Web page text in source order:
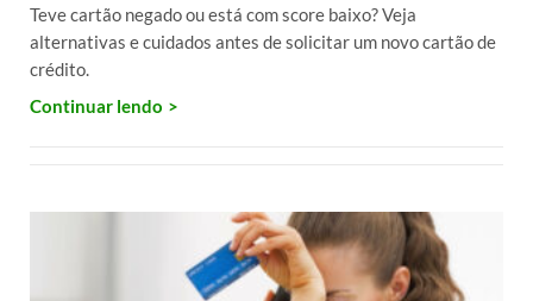
Teve cartão negado ou está com score baixo? Veja
alternativas e cuidados antes de solicitar um novo cartão de
crédito.
Continuar lendo